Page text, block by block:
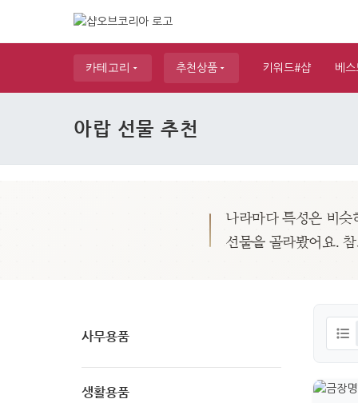
카테고리 추천상품 키워드#샵 베
아랍 선물 추천
나라마다 특성은 비
선물을 골라봤어요.
사무용품
생활용품